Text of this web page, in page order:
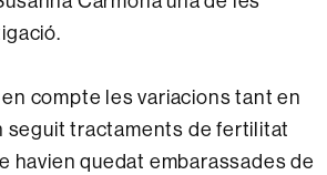
en compte les variacions tant en
seguit tractaments de fertilitat
havien quedat embarassades de